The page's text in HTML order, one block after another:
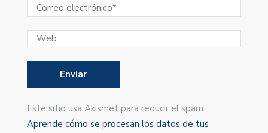
Este sitio usa Akismet para reducir el spam.
Aprende cómo se procesan los datos de tus